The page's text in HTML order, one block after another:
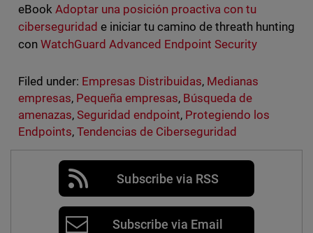
eBook Adoptar una posición proactiva con tu
ciberseguridad e iniciar tu camino de threath hunting
con WatchGuard Advanced Endpoint Security
Filed under: Empresas Distribuidas, Medianas
empresas, Pequeña empresas, Búsqueda de
amenazas, Seguridad endpoint, Protegiendo los
Endpoints, Tendencias de Ciberseguridad
Subscribe via RSS
Subscribe via Email